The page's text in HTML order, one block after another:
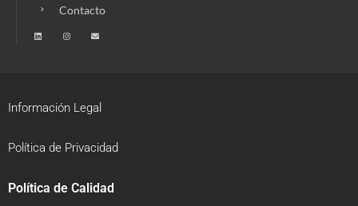
Contacto
Información Legal
Política de Privacidad
Política de Calidad